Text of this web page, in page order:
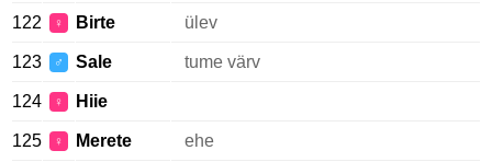
122 ♀ Birte ülev
123 ♂ Sale tume värv
124 ♀ Hiie
125 ♀ Merete ehe